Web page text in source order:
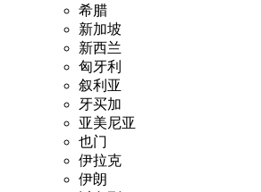
希腊
新加坡
新西兰
匈牙利
叙利亚
牙买加
亚美尼亚
也门
伊拉克
伊朗